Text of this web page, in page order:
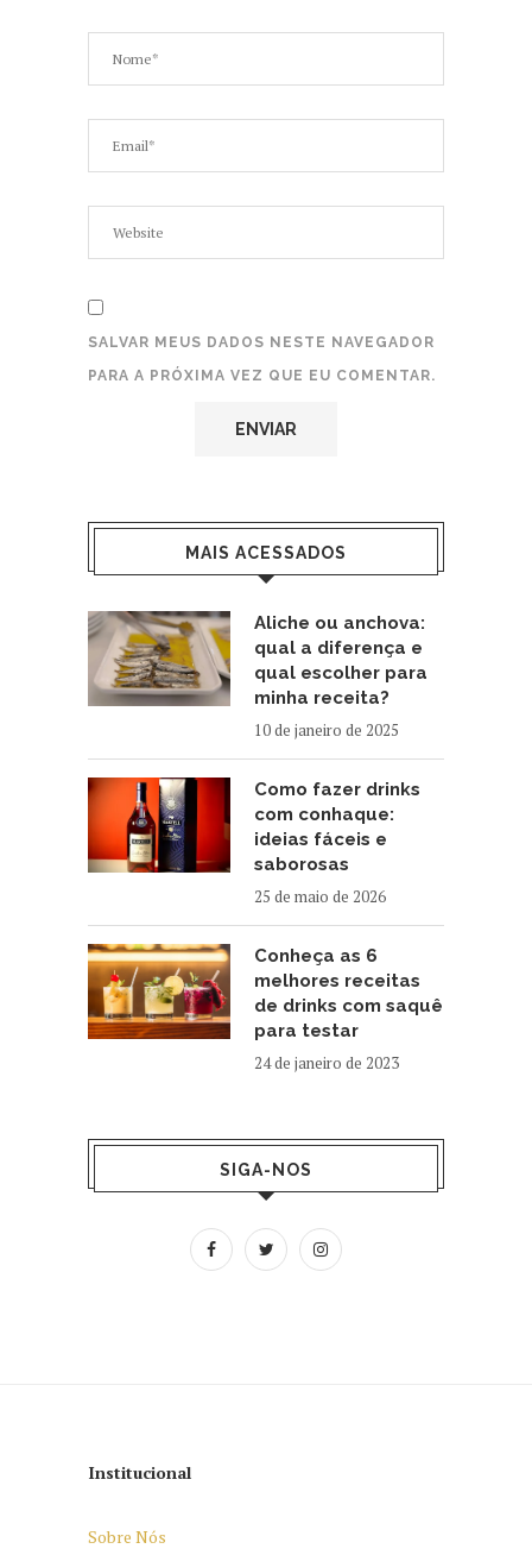
SALVAR MEUS DADOS NESTE NAVEGADOR
PARA A PRÓXIMA VEZ QUE EU COMENTAR.
MAIS ACESSADOS
Aliche ou anchova:
qual a diferença e
qual escolher para
minha receita?
10 de janeiro de 2025
Como fazer drinks
com conhaque:
ideias fáceis e
saborosas
25 de maio de 2026
Conheça as 6
melhores receitas
de drinks com saquê
para testar
24 de janeiro de 2023
SIGA-NOS
Institucional
Sobre Nós